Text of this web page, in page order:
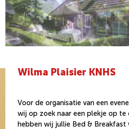
Wilma Plaisier KNHS
Voor de organisatie van een
wij op zoek naar een plekje op te
hebben wij jullie Bed & Breakfast